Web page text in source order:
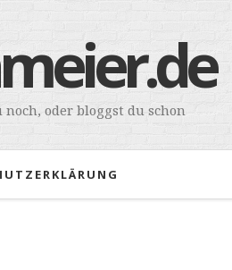
oder bloggst du schon